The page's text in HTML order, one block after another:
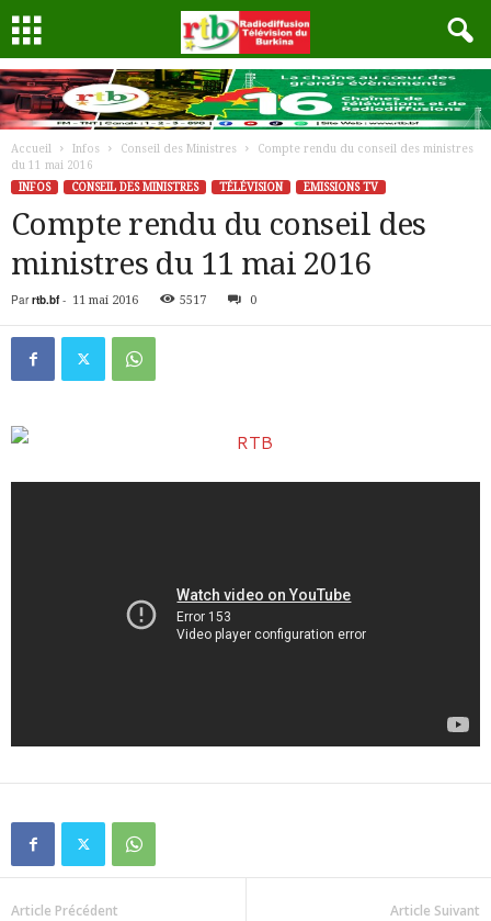
Accueil Infos Conseil des Ministres
Compte rendu du conseil des ministres
du 11 mai 2016
INFOS
CONSEIL DES MINISTRES TÉLÉVISION EMISSIONS TV
Compte rendu du conseil des
ministres du 11 mai 2016
Par rtb.bf- 11 mai 2016 5517 0
Article Précédent Article Suivant